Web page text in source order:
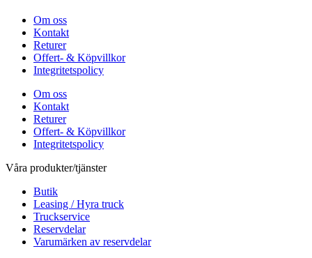
Om oss
Kontakt
Returer
Offert- & Köpvillkor
Integritetspolicy
Om oss
Kontakt
Returer
Offert- & Köpvillkor
Integritetspolicy
Våra produkter/tjänster
Butik
Leasing / Hyra truck
Truckservice
Reservdelar
Varumärken av reservdelar